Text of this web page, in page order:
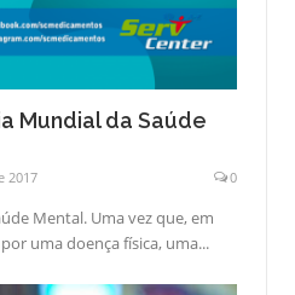
Mundial da Saúde
2017 0
Mental. Uma vez que, em
uma doença física, uma...